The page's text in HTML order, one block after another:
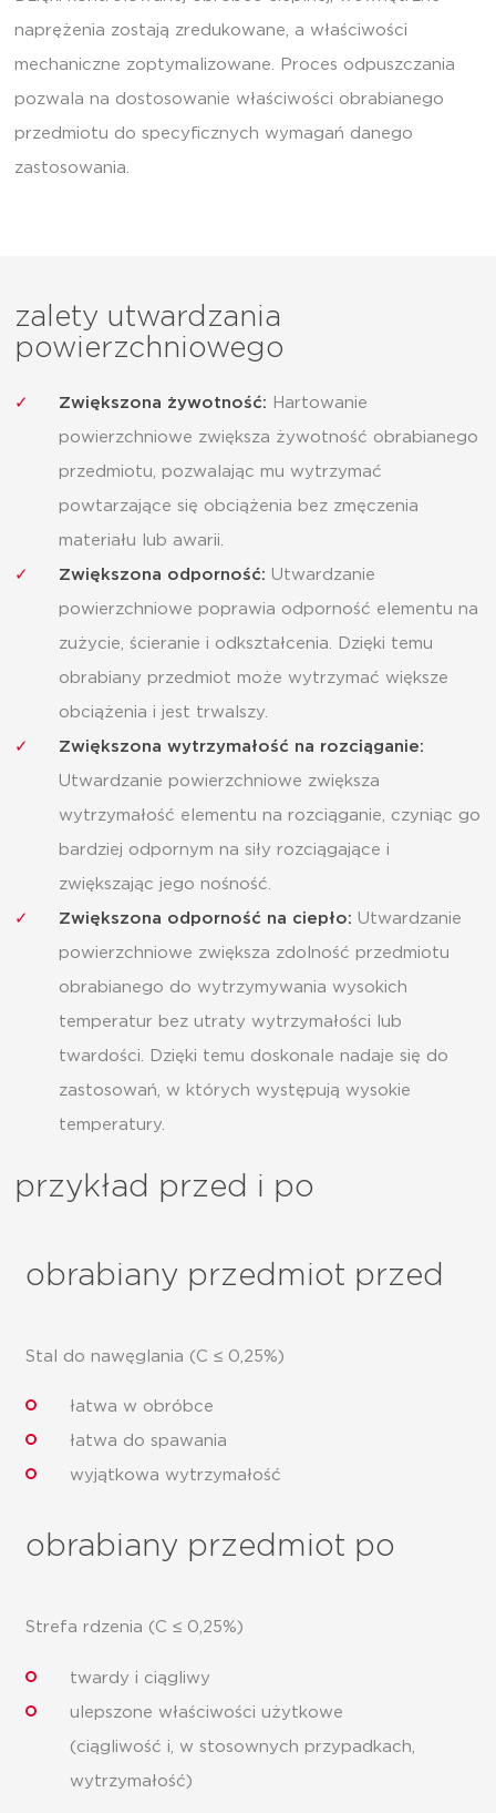
naprężenia zostają zredukowane, a właściwości
mechaniczne zoptymalizowane. Proces odpuszczania
pozwala na dostosowanie właściwości obrabianego
przedmiotu do specyficznych wymagań danego
zastosowania.
zalety utwardzania
powierzchniowego
Zwiększona żywotność: Hartowanie
powierzchniowe zwiększa żywotność obrabianego
przedmiotu, pozwalając mu wytrzymać
powtarzające się obciążenia bez zmęczenia
materiału lub awarii.
Zwiększona odporność: Utwardzanie
powierzchniowe poprawia odporność elementu na
zużycie, ścieranie i odkształcenia. Dzięki temu
obrabiany przedmiot może wytrzymać większe
obciążenia i jest trwalszy.
Zwiększona wytrzymałość na rozciąganie:
Utwardzanie powierzchniowe zwiększa
wytrzymałość elementu na rozciąganie, czyniąc go
bardziej odpornym na siły rozciągające i
zwiększając jego nośność.
Zwiększona odporność na ciepło: Utwardzanie
powierzchniowe zwiększa zdolność przedmiotu
obrabianego do wytrzymywania wysokich
temperatur bez utraty wytrzymałości lub
twardości. Dzięki temu doskonale nadaje się do
zastosowań, w których występują wysokie
temperatury.
przykład przed i po
obrabiany przedmiot przed
Stal do nawęglania (C ≤ 0,25%)
łatwa w obróbce
łatwa do spawania
wyjątkowa wytrzymałość
obrabiany przedmiot po
Strefa rdzenia (C ≤ 0,25%)
twardy i ciągliwy
ulepszone właściwości użytkowe
(ciągliwość i, w stosownych przypadkach,
wytrzymałość)